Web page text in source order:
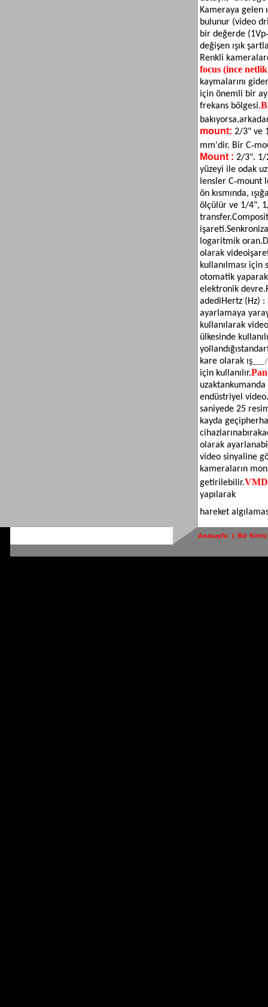
Kameraya gelen
bulunur (video
bir değerde
değişen ışık
Renkli
focus (ince
kaymalarını
için önemli bir
frekans bölgesi.
bakıyorsa,
mount: 2/3" ve
mm'dir. Bir
Mount : 2/3". 1/
yüzeyi ile odak
lensler C‐mount
ön kısmında,
ölçülür ve 1/4",
transfer.
işareti.
logaritmik oran.
olarak video
kullanılması
otomatik
elektronik devre.
adediHertz (Hz) :
ayarlamaya
kullanılarak
ülkesinde
yollandığı
kare olarak ış
için kullanılır.
uzaktan
endüstriyel
saniyede 25
kayda geçip
cihazlarına
olarak
video sinyaline
kameraların
getirilebilir.
yapılarak
hareket
Anasayfa | Biz